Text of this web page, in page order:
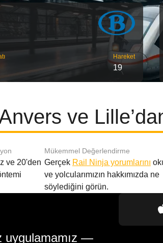
Hareket
19
ve
ve 20'den
Mükemmel Değerlendirme
Gerçek Rail Ninja yorumlarını
ve yolcularımızın hakkımızda ne
söylediğini görün.
uygulamamız —